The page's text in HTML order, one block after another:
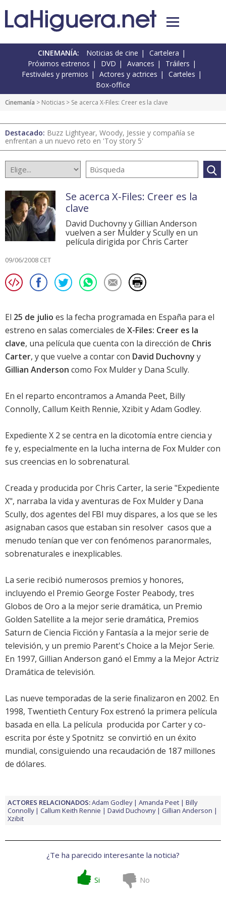
CINEMANÍA: Noticias de cine
Cartelera
Próximos estrenos
DVD Avances
Tráilers
Festivales y premios
Actores y actrices
Carteles
Box-office
Cinemanía > Noticias > Se acerca X-Files: Creer es la clave
Destacado: Buzz Lightyear, Woody, Jessie y compañía se
enfrentan a un nuevo reto en 'Toy story 5'
Se acerca X-Files: Creer es la
clave
David Duchovny y Gillian Anderson
vuelven a ser Mulder y Scully en un
película dirigida por Chris Carter
09/06/2008 CET
El 25 de julio es la fecha programada en España para el
estreno en salas comerciales de X-Files: Creer es la
clave, una película que cuenta con la dirección de Chris
Carter, y que vuelve a contar con David Duchovny y
Gillian Anderson como Fox Mulder y Dana Scully.
En el reparto encontramos a Amanda Peet, Billy
Connolly, Callum Keith Rennie, XzibityAdam Godley.
Expediente X 2 se centra en la dicotomía entre ciencia y
fe y, especialmente en la lucha interna de Fox Mulder con
sus creencias en lo sobrenatural.
Creada y producida por Chris Carter, la serie "Expediente
X", narraba la vida y aventuras de Fox Mulder y Dana
Scully, dos agentes del FBI muy dispares, a los que se les
asignaban casos que estaban sin resolver  casos que a
menudo tenían que ver con fenómenos paranormales,
sobrenaturales e inexplicables.
La serie recibió numerosos premios y honores,
incluyendo el Premio George Foster Peabody, tres
Globos de Oro a la mejor serie dramática, un Premio
Golden Satellite a la mejor serie dramática, Premios
Saturn de Ciencia Ficción y Fantasía a la mejor serie de
televisión, y un premio Parent's Choice a la Mejor Serie.
En 1997, Gillian Anderson ganó el Emmy a la Mejor Actriz
Dramática de televisión.
Las nueve temporadas de la serie finalizaron en 2002. En
1998, Twentieth Century Fox estrenó la primera película
basada en ella. La película  producida por Carter y co-
escrita por éste y Spotnitz  se convirtió en un éxito
mundial, consiguiendo una recaudación de 187 millones
de dólares.
ACTORES RELACIONADOS:Adam Godley Amanda Peet
Billy
Connolly
Callum Keith Rennie David Duchovny
Gillian Anderson
Xzibit
¿Te ha parecido interesante la noticia?
Si No